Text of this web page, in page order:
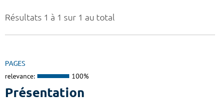
Résultats 1 à 1 sur 1 au total
PAGES
relevance: 100%
Présentation